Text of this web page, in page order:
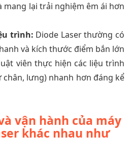
mang lại trải nghiệm êm ái hơn
trình: Diode Laser thường có
và kích thước điểm bắn lớn
viên thực hiện các liệu trình
lưng) nhanh hơn đáng kể
vận hành của máy
khác nhau như